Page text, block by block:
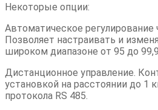
Некоторые опции:
Автоматическое регулирование
Позволяет настраивать и
широком диапазоне от 95 до
Дистанционное управление.
установкой на расстоянии до 1
протокола RS 485.